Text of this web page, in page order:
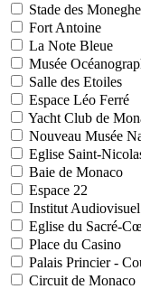
Stade des
Fort Antoine
La Note Bleue
Musée
Salle des Etoiles
Espace Léo Ferré
Yacht Club de
Nouveau Musée
Eglise Saint-
Baie de Monaco
Espace 22
Institut
Eglise du Sacré-
Place du Casino
Palais Princier -
Circuit de Monaco